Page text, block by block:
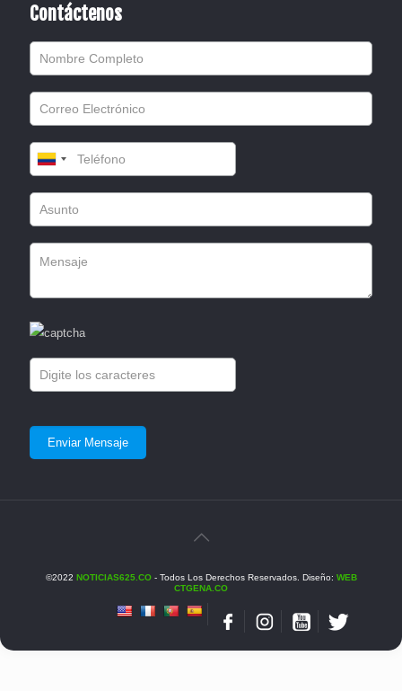
Contáctenos
©2022 NOTICIAS625.CO- Todos Los Derechos Reservados. Diseño: WEB
CTGENA.CO